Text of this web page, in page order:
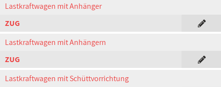
Lastkraftwagen mit Anhänger
ZUG
Lastkraftwagen mit Anhängern
ZUG
Lastkraftwagen mit Schüttvorrichtung